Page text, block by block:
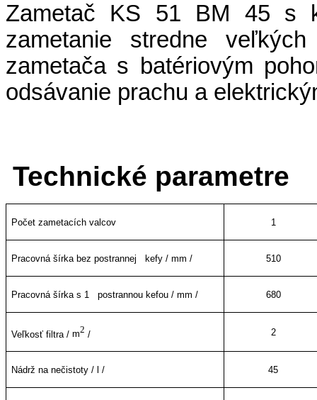
Zametač KS 51 BM 45 s
zametanie stredne
zametača s batériovým
odsávanie prachu a
Technické parametre
Počet zametacích valcov 1
Pracovná šírka bez postrannej kefy / mm / 510
Pracovná šírka s 1 postrannou kefou / mm / 680
Veľkosť filtra /m2 / 2
Nádrž na nečistoty / l / 45